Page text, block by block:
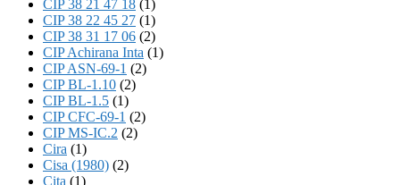
CIP 38 21 47 18 (1)
CIP 38 22 45 27 (1)
CIP 38 31 17 06 (2)
CIP Achirana Inta (1)
CIP ASN-69-1 (2)
CIP BL-1.10 (2)
CIP BL-1.5 (1)
CIP CFC-69-1 (2)
CIP MS-IC.2 (2)
Cira (1)
Cisa (1980) (2)
Cita (1)